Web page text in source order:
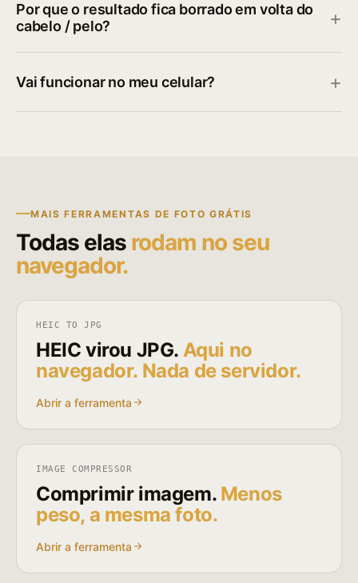
Por que o resultado fica borrado em volta do
cabelo / pelo?
Vai funcionar no meu celular?
MAIS FERRAMENTAS DE FOTO GRÁTIS
Todas elas rodam no seu
navegador.
HEIC TO JPG
HEIC virou JPG. Aqui no
navegador. Nada de servidor.
Abrir a ferramenta
IMAGE COMPRESSOR
Comprimir imagem. Menos
peso, a mesma foto.
Abrir a ferramenta